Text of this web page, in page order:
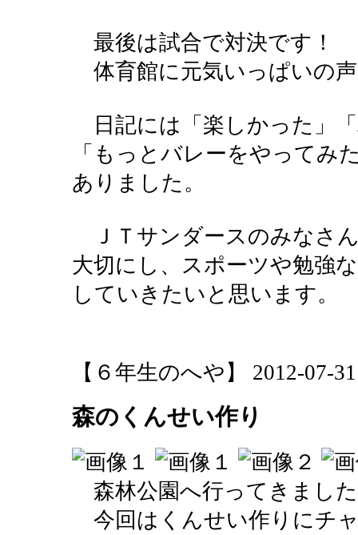
最後は試合で対決です！
体育館に元気いっぱいの
日記には「楽しかった」
「もっとバレーをやってみ
ありました。
ＪＴサンダースのみなさ
大切にし、スポーツや勉強
していきたいと思います。
【６年生のへや】 2012-07-
森のくんせい作り
森林公園へ行ってきまし
今回はくんせい作りにチ